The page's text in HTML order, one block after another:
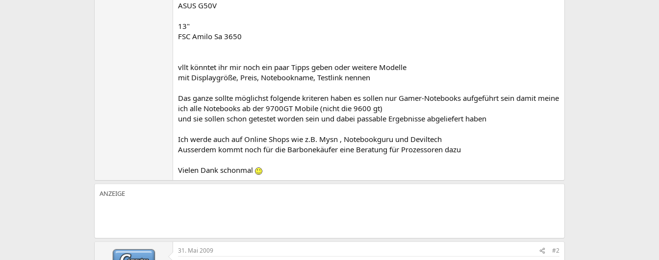
ASUS G50V
13"
FSC Amilo Sa 3650
vllt könntet ihr mir noch ein paar Tipps geben oder weitere Modelle
mit Displaygröße, Preis, Notebookname, Testlink nennen
Das ganze sollte möglichst folgende kriteren haben es sollen nur Gamer-Notebooks aufgeführt sein damit meine
ich alle Notebooks ab der 9700GT Mobile (nicht die 9600 gt)
und sie sollen schon getestet worden sein und dabei passable Ergebnisse abgeliefert haben
Ich werde auch auf Online Shops wie z.B. Mysn , Notebookguru und Deviltech
Ausserdem kommt noch für die Barbonekäufer eine Beratung für Prozessoren dazu
Vielen Dank schonmal
31. Mai 2009 #2